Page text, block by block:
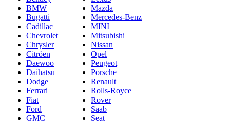
BMW
Bugatti
Cadillac
Chevrolet
Chrysler
Citröen
Daewoo
Daihatsu
Dodge
Ferrari
Fiat
Ford
GMC
Mazda
Mercedes-Benz
MINI
Mitsubishi
Nissan
Opel
Peugeot
Porsche
Renault
Rolls-Royce
Rover
Saab
Seat